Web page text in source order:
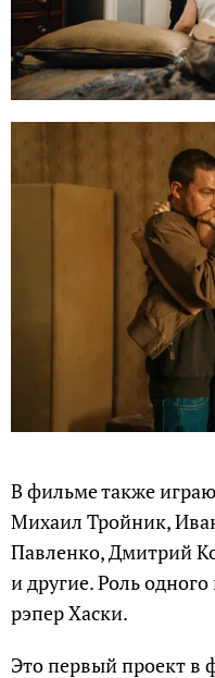
В фильме также
Михаил Тройник,
Павленко, Дмитрий
и другие. Роль
рэпер Хаски.
Это первый проект